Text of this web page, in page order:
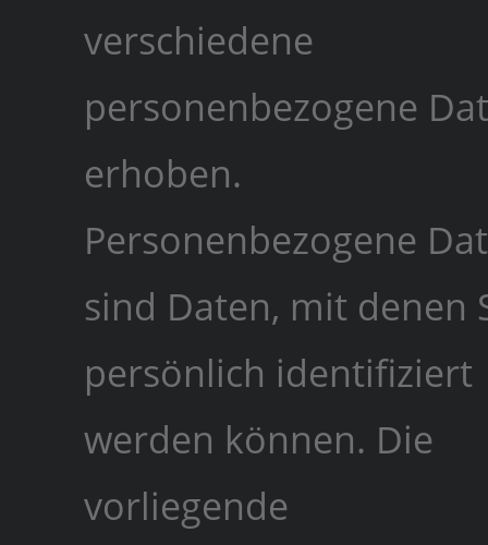
verschiedene
personenbezogene
erhoben.
Personenbezogene
sind Daten, mit denen
persönlich identifiziert
werden können. Die
vorliegende